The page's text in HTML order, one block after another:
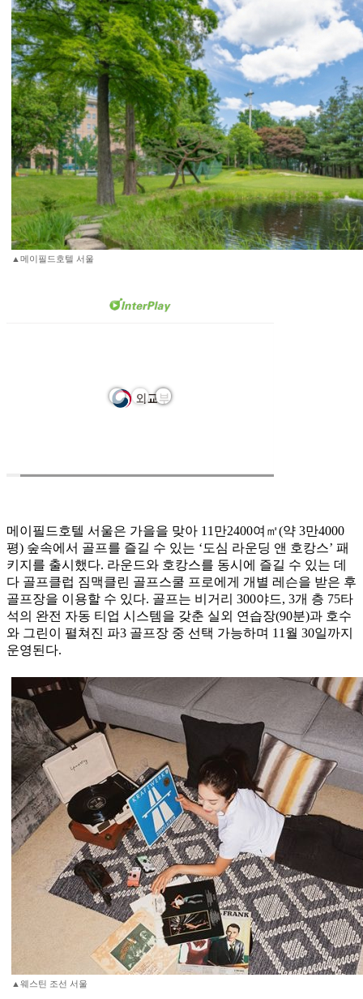
▲메이필드호텔 서울
메이필드호텔 서울은 가을을 맞아 11만2400여㎡(약 3만4000
평) 숲속에서 골프를 즐길 수 있는 ‘도심 라운딩 앤 호캉스’ 패
키지를 출시했다. 라운드와 호캉스를 동시에 즐길 수 있는 데
다 골프클럽 짐맥클린 골프스쿨 프로에게 개별 레슨을 받은 후
골프장을 이용할 수 있다. 골프는 비거리 300야드, 3개 층 75타
석의 완전 자동 티업 시스템을 갖춘 실외 연습장(90분)과 호수
와 그린이 펼쳐진 파3 골프장 중 선택 가능하며 11월 30일까지
운영된다.
▲웨스틴 조선 서울